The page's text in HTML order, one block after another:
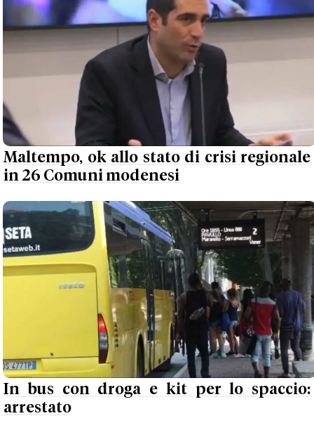
Maltempo, ok allo stato di crisi regionale
in 26 Comuni modenesi
In bus con droga e kit per lo spaccio:
arrestato